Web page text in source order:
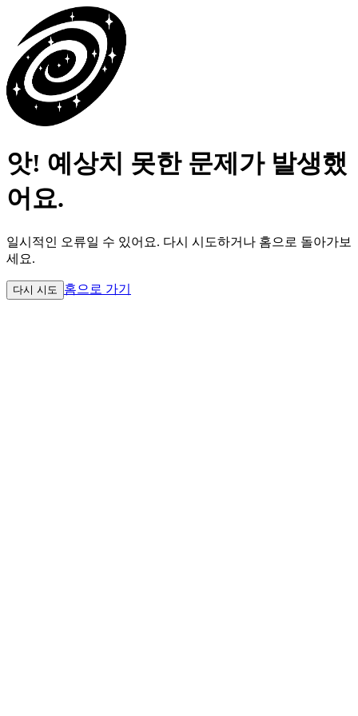
앗! 예상치 못한 문제가 발생했
어요.
일시적인 오류일 수 있어요. 다시 시도하거나 홈으로 돌아가보
세요.
다시 시도 홈으로 가기